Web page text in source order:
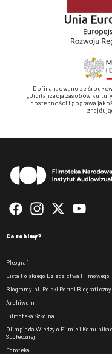
Dofinansowano ze
„Digitalizacja zasobów
dostępności i poprawa
Co robimy?
Pleograf
Lista Polskiego Dziedzictwa Filmowego
Biogramy.pl. Polski Portal Biograficzny
Archiwum
Filmoteka Szkolna
Olimpiada Wiedzy o Filmie i
Społecznej
Fototeka